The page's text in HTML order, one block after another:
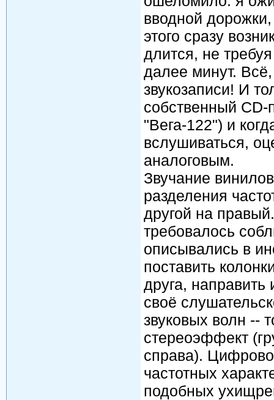
вводной
этого сразу
длится, не
далее минут.
звукозаписи! И
собственный СD-
"Вега-122") и
вслушиваться,
аналоговым.
Звучание
разделения
другой на
требовалось
описывались в
поставить
друга,
своё
звуковых волн --
стереоэффект
справа).
частотных
подобных